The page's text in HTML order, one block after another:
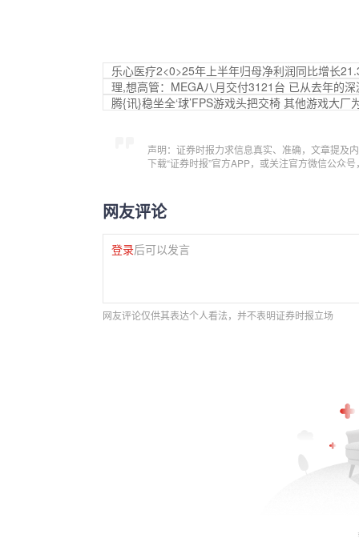
乐心医疗2<0>25年上半年归母净利润同比增长
理,想高管：MEGA八月交付3121台 已从去年的
腾{讯}稳坐全‘球’FPS游戏头把交椅 其他游戏大厂
声明：证券时报力求信息真实、准确，文章提及
下载“证券时报”官方APP，或关注官方微信公众
网友评论
登录后可以发言
网友评论仅供其表达个人看法，并不表明证券时报立场